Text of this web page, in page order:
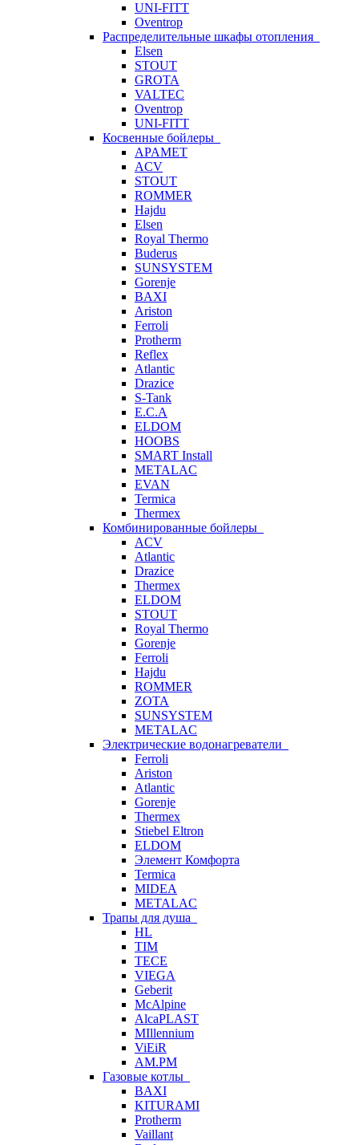
UNI-FITT
Oventrop
Распределительные шкафы отопления
Elsen
STOUT
GROTA
VALTEC
Oventrop
UNI-FITT
Косвенные бойлеры
APAMET
ACV
STOUT
ROMMER
Hajdu
Elsen
Royal Thermo
Buderus
SUNSYSTEM
Gorenje
BAXI
Ariston
Ferroli
Protherm
Reflex
Atlantic
Drazice
S-Tank
E.C.A
ELDOM
HOOBS
SMART Install
METALAC
EVAN
Termica
Thermex
Комбинированные бойлеры
ACV
Atlantic
Drazice
Thermex
ELDOM
STOUT
Royal Thermo
Gorenje
Ferroli
Hajdu
ROMMER
ZOTA
SUNSYSTEM
METALAC
Электрические водонагреватели
Ferroli
Ariston
Atlantic
Gorenje
Thermex
Stiebel Eltron
ELDOM
Элемент Комфорта
Termica
MIDEA
METALAC
Трапы для душа
HL
TIM
TECE
VIEGA
Geberit
McAlpine
AlcaPLAST
MIllennium
ViEiR
AM.PM
Газовые котлы
BAXI
KITURAMI
Protherm
Vaillant